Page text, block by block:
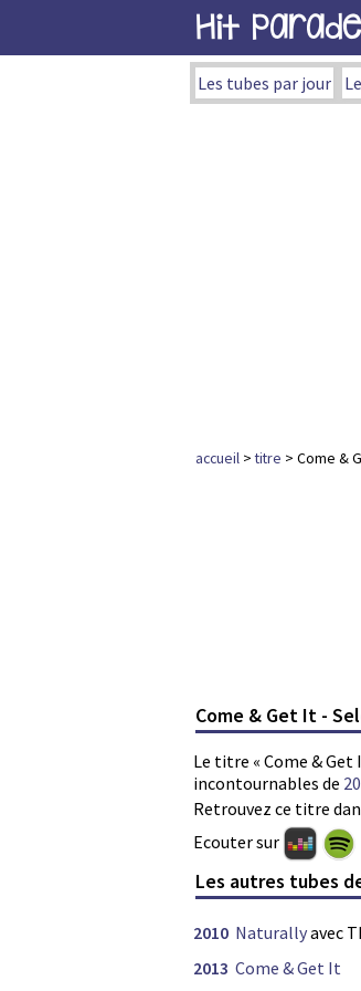
Hit Parade
Les tubes par jour
accueil >titre > Come &
Come & Get It -
Le titre « Come &
incontournables de
Retrouvez ce titre
Ecouter sur
Les autres tubes
2010 Naturallyavec
2013 Come & Get It